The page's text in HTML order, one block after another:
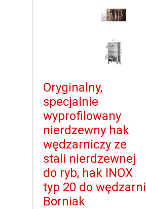
Oryginalny,
specjalnie
wyprofilowany
nierdzewny hak
wędzarniczy ze
stali nierdzewnej
do ryb, hak INOX
typ 20 do wędzarni
Borniak